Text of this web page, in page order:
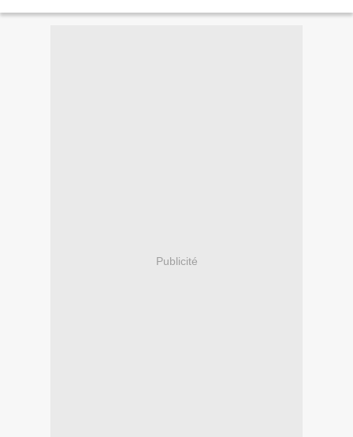
Publicité